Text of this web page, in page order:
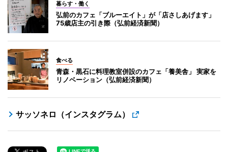
暮らす・働く
弘前のカフェ「ブルーエイト」が「店さしあげます」
75歳店主の引き際（弘前経済新聞）
食べる
青森・黒石に料理教室併設のカフェ「養美舎」 実家を
リノベーション（弘前経済新聞）
サッソネロ（インスタグラム）